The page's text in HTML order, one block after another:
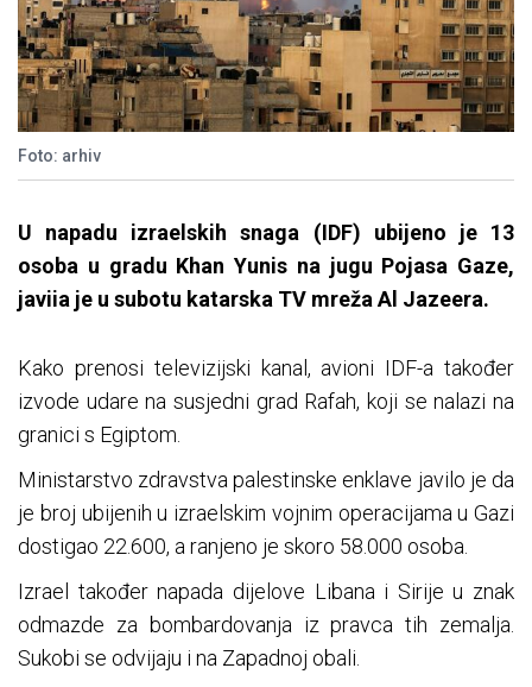
Foto: arhiv
U napadu izraelskih snaga (IDF) ubijeno je 13
osoba u gradu Khan Yunis na jugu Pojasa Gaze,
javiia je u subotu katarska TV mreža Al Jazeera.
Kako prenosi televizijski kanal, avioni IDF-a također
izvode udare na susjedni grad Rafah, koji se nalazi na
granici s Egiptom.
Ministarstvo zdravstva palestinske enklave javilo je da
je broj ubijenih u izraelskim vojnim operacijama u Gazi
dostigao 22.600, a ranjeno je skoro 58.000 osoba.
Izrael također napada dijelove Libana i Sirije u znak
odmazde za bombardovanja iz pravca tih zemalja.
Sukobi se odvijaju i na Zapadnoj obali.